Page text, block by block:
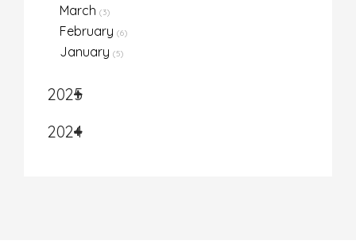
March (3)
February (6)
January (5)
2025
2024